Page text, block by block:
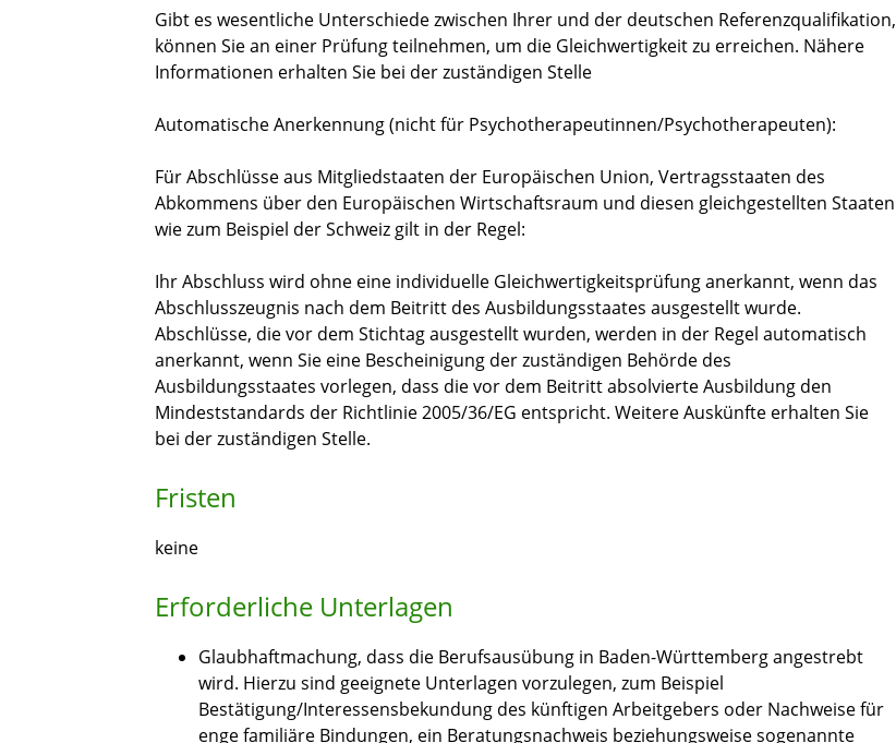
Gibt es wesentliche Unterschiede zwischen Ihrer und der deutschen Referenzqualifikation,
können Sie an einer Prüfung teilnehmen, um die Gleichwertigkeit zu erreichen. Nähere
Informationen erhalten Sie bei der zuständigen Stelle
Automatische Anerkennung (nicht für Psychotherapeutinnen/Psychotherapeuten):
Für Abschlüsse aus Mitgliedstaaten der Europäischen Union, Vertragsstaaten des
Abkommens über den Europäischen Wirtschaftsraum und diesen gleichgestellten Staaten
wie zum Beispiel der Schweiz gilt in der Regel:
Ihr Abschluss wird ohne eine individuelle Gleichwertigkeitsprüfung anerkannt, wenn das
Abschlusszeugnis nach dem Beitritt des Ausbildungsstaates ausgestellt wurde.
Abschlüsse, die vor dem Stichtag ausgestellt wurden, werden in der Regel automatisch
anerkannt, wenn Sie eine Bescheinigung der zuständigen Behörde des
Ausbildungsstaates vorlegen, dass die vor dem Beitritt absolvierte Ausbildung den
Mindeststandards der Richtlinie 2005/36/EG entspricht. Weitere Auskünfte erhalten Sie
bei der zuständigen Stelle.
Fristen
keine
Erforderliche Unterlagen
Glaubhaftmachung, dass die Berufsausübung in Baden-Württemberg angestrebt
wird. Hierzu sind geeignete Unterlagen vorzulegen, zum Beispiel
Bestätigung/Interessensbekundung des künftigen Arbeitgebers oder Nachweise für
enge familiäre Bindungen, ein Beratungsnachweis beziehungsweise sogenannte